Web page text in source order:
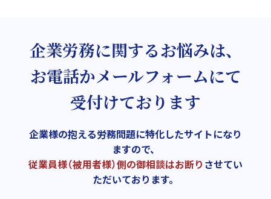
企業労務に関するお悩みは、
お電話かメールフォームにて
受付けております
企業様の抱える労務問題に特化したサイトになり
ますので、
従業員様（被用者様）側の御相談はお断り させてい
ただいております。